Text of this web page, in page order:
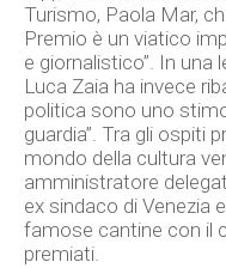
Turismo, Paola Mar,
Premio è un viatico
e giornalistico”. In una
Luca Zaia ha invece
politica sono uno
guardia”. Tra gli ospiti
mondo della cultura
amministratore
ex sindaco di Venezia
famose cantine con il
premiati.